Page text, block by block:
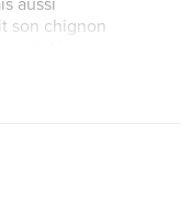
son chignon